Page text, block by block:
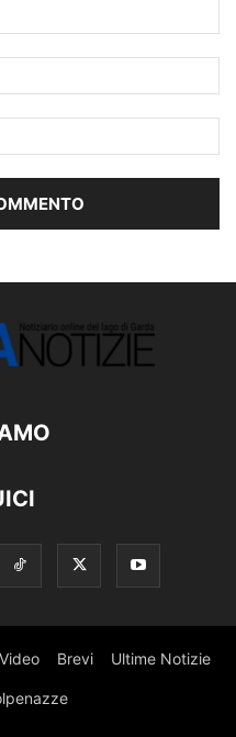
Video Brevi Ultime Notizie